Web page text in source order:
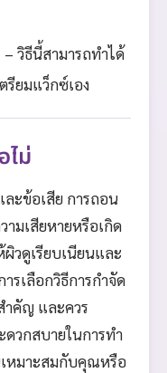
– วิธีนี้สามารถทำได้
รียมแว็กซ์เอง
ม่
ะข้อเสีย การถอน
มเสียหายหรือเกิด
ผิวดูเรียบเนียนและ
รเลือกวิธีการกำจัด
ำคัญ และควร
วกสบายในการทำ
หมาะสมกับคุณหรือ